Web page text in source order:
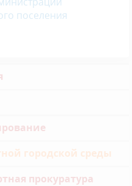
поселения
городской среды
прокуратура